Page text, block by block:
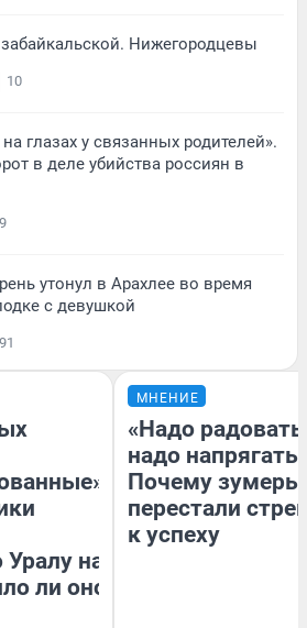
Нижегородцевы
10
глазах у связанных родителей».
в деле убийства россиян в
9
утонул в Арахлее во время
с девушкой
91
на
ли оно
МНЕНИЕ
«Надо
надо
Почему зумеры
перестали
к успеху